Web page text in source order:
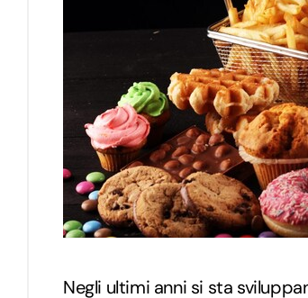
Negli ultimi anni si sta